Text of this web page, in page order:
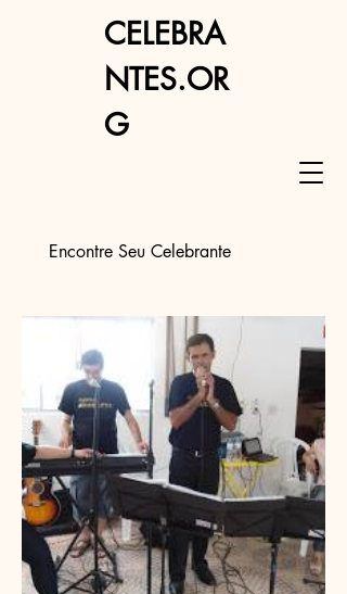
Encontre Seu Celebrante
CELEBRA
NTES.OR
G